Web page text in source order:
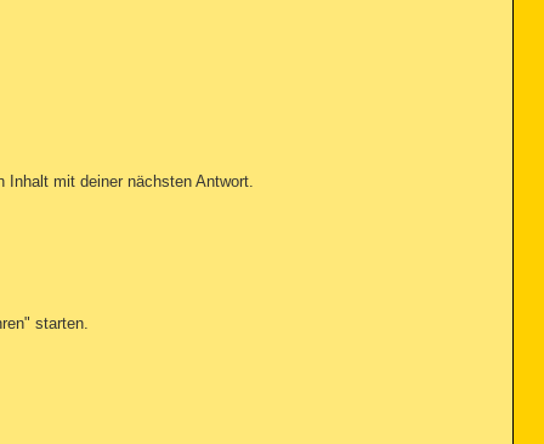
Inhalt mit deiner nächsten Antwort.
starten.